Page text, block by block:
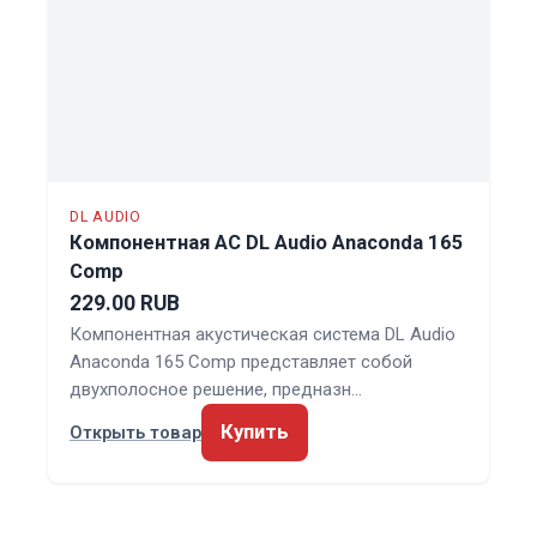
DL AUDIO
Компонентная АС DL Audio Anaconda 165
Comp
229.00 RUB
Компонентная акустическая система DL Audio
Anaconda 165 Comp представляет собой
двухполосное решение, предназн…
Открыть товар
Купить